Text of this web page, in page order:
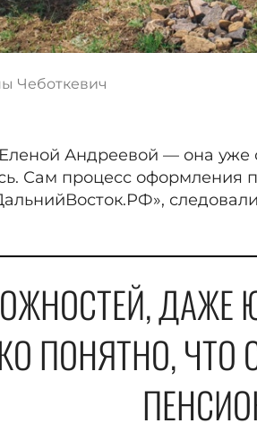
Чеботкевич
Андреевой — она уже
Сам процесс
ДАЖЕ
ПОНЯТНО,